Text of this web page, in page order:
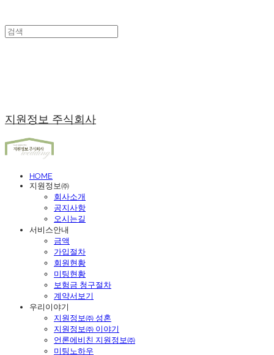
지원정보 주식회사
HOME
지원정보㈜
회사소개
공지사항
오시는길
서비스안내
금액
가입절차
회원현황
미팅현황
보험금 청구절차
계약서보기
우리이야기
지원정보㈜ 성혼
지원정보㈜ 이야기
언론에비친 지원정보㈜
미팅노하우